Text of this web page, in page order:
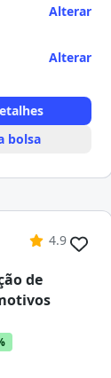
Alterar
Alterar
bolsa
4.9
de